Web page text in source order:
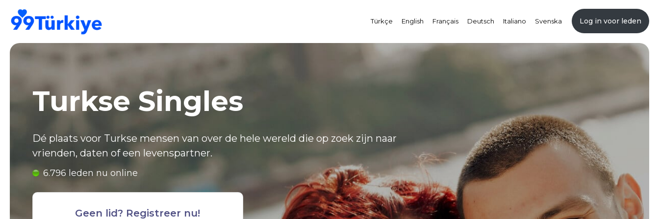
Türkçe English Français Deutsch Italiano Svenska Log in voor leden
Turkse Singles
Dé plaats voor Turkse mensen van over de hele wereld die op zoek zijn naar
vrienden, daten of een levenspartner.
6.796 leden nu online
Geen lid? Registreer nu!